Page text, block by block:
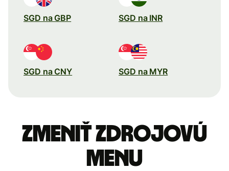
SGD na GBP SGD na INR
SGD na CNY SGD na MYR
Zmeniť zdrojovú
menu